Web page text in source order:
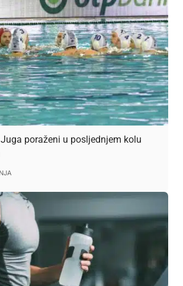
poraženi u posljednjem kolu